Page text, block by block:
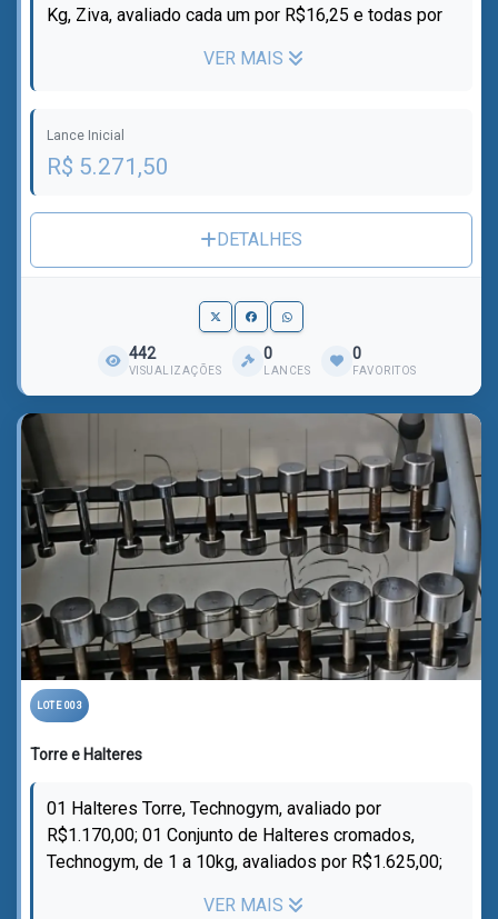
Kg, Ziva, avaliado cada um por R$16,25 e todas por
VER MAIS
Lance Inicial
R$ 5.271,50
DETALHES
442
VISUALIZAÇÕES
0
LANCES
0
FAVORITOS
LOTE 003
Torre e Halteres
01 Halteres Torre, Technogym, avaliado por
R$1.170,00; 01 Conjunto de Halteres cromados,
Technogym, de 1 a 10kg, avaliados por R$1.625,00;
VER MAIS